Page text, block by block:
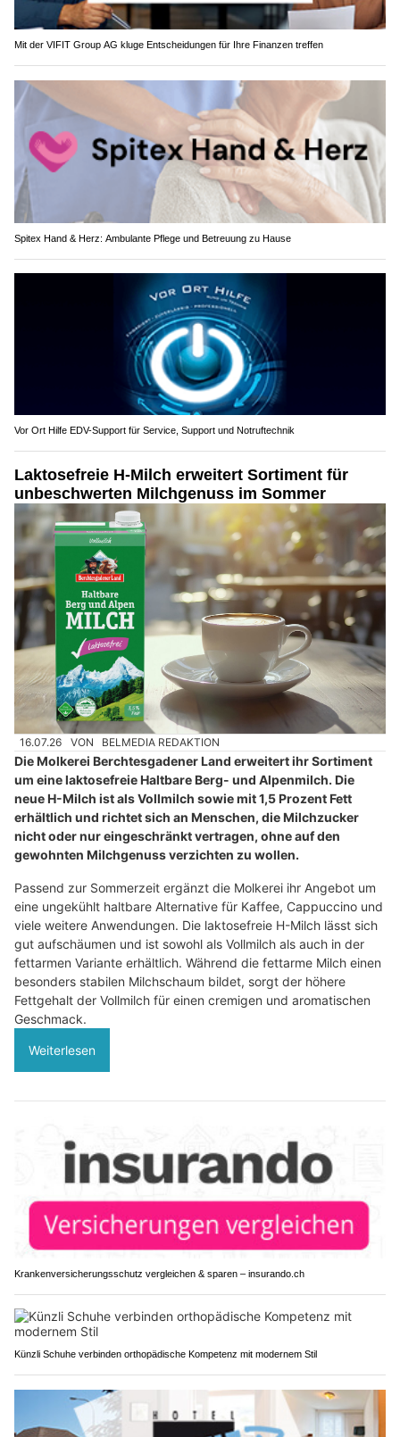
Mit der VIFIT Group AG kluge Entscheidungen für Ihre Finanzen treffen
Spitex Hand & Herz: Ambulante Pflege und Betreuung zu Hause
Vor Ort Hilfe EDV-Support für Service, Support und Notruftechnik
Laktosefreie H-Milch erweitert Sortiment für
unbeschwerten Milchgenuss im Sommer
16.07.26 VON BELMEDIA REDAKTION
Die Molkerei Berchtesgadener Land erweitert ihr Sortiment
um eine laktosefreie Haltbare Berg- und Alpenmilch. Die
neue H-Milch ist als Vollmilch sowie mit 1,5 Prozent Fett
erhältlich und richtet sich an Menschen, die Milchzucker
nicht oder nur eingeschränkt vertragen, ohne auf den
gewohnten Milchgenuss verzichten zu wollen.
Passend zur Sommerzeit ergänzt die Molkerei ihr Angebot um
eine ungekühlt haltbare Alternative für Kaffee, Cappuccino und
viele weitere Anwendungen. Die laktosefreie H-Milch lässt sich
gut aufschäumen und ist sowohl als Vollmilch als auch in der
fettarmen Variante erhältlich. Während die fettarme Milch einen
besonders stabilen Milchschaum bildet, sorgt der höhere
Fettgehalt der Vollmilch für einen cremigen und aromatischen
Geschmack.
Weiterlesen
Krankenversicherungsschutz vergleichen & sparen – insurando.ch
Künzli Schuhe verbinden orthopädische Kompetenz mit modernem Stil